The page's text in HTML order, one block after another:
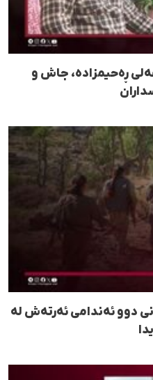
ڕەحیمزادە، جاش و
دوو ئەندامی ئەرتەش لە